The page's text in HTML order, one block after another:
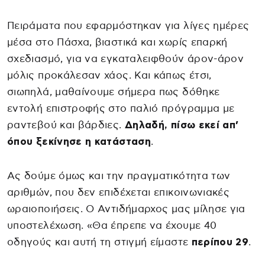
Πειράματα που εφαρμόστηκαν για λίγες ημέρες
μέσα στο Πάσχα, βιαστικά και χωρίς επαρκή
σχεδιασμό, για να εγκαταλειφθούν άρον-άρον
μόλις προκάλεσαν χάος. Και κάπως έτσι,
σιωπηλά, μαθαίνουμε σήμερα πως δόθηκε
εντολή επιστροφής στο παλιό πρόγραμμα με
ραντεβού και βάρδιες. Δηλαδή, πίσω εκεί απ’
όπου ξεκίνησε η κατάσταση.
Ας δούμε όμως και την πραγματικότητα των
αριθμών, που δεν επιδέχεται επικοινωνιακές
ωραιοποιήσεις. Ο Αντιδήμαρχος μας μίλησε για
υποστελέχωση. «Θα έπρεπε να έχουμε 40
οδηγούς και αυτή τη στιγμή είμαστε περίπου 29.